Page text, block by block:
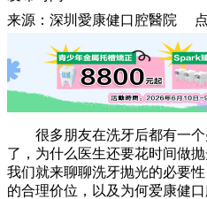
来源：深圳愛康健口腔醫院 点
很多朋友在洗牙后都有一个
了，为什么医生还要花时间做
我们就来聊聊洗牙抛光的必要
的合理价位，以及为何爱康健